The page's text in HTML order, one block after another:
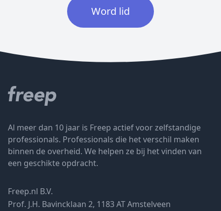
Word lid
Al meer dan 10 jaar is Freep actief voor zelfstandige
professionals. Professionals die het verschil maken
binnen de overheid. We helpen ze bij het vinden van
een geschikte opdracht.
Freep.nl B.V.
Prof. J.H. Bavincklaan 2, 1183 AT Amstelveen